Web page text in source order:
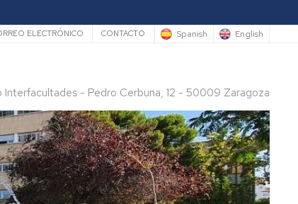
ELECTRÓNICO CONTACTO Spanish English
Interfacultades - Pedro Cerbuna, 12 - 50009 Zaragoza